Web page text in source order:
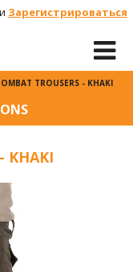
Зарегистрироваться
TROUSERS - KHAKI
KHAKI